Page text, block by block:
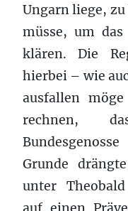
Ungarn liege,
müsse, um
klären. Die
hierbei – wie
ausfallen
rechnen,
Grunde
unter